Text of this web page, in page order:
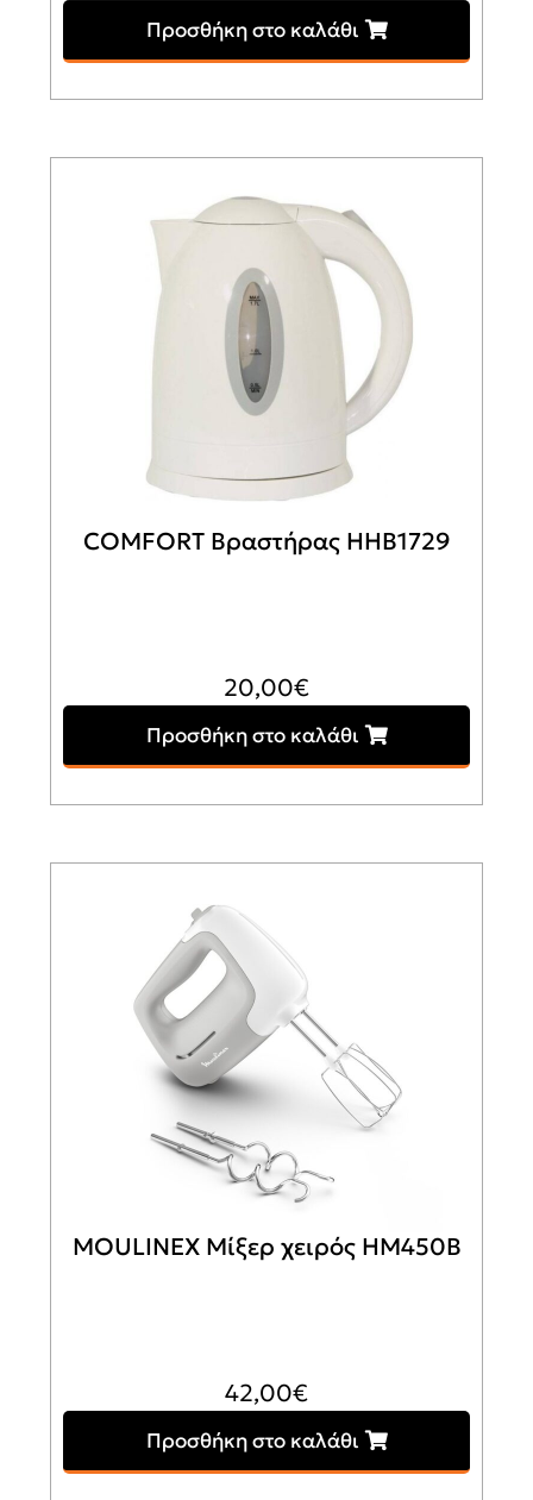
Προσθήκη στο καλάθι
COMFORT Βραστήρας HHB1729
20,00€
Προσθήκη στο καλάθι
MOULINEX Μίξερ χειρός HM450B
42,00€
Προσθήκη στο καλάθι